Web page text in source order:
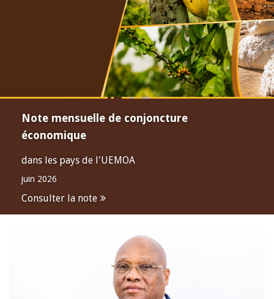
Note mensuelle de conjoncture
économique
dans les pays de l'UEMOA
juin 2026
Consulter la note